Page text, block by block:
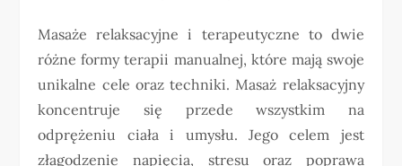
Masaże relaksacyjne i terapeutyczne to dwie
różne formy terapii manualnej, które mają swoje
unikalne cele oraz techniki. Masaż relaksacyjny
koncentruje się przede wszystkim na
odprężeniu ciała i umysłu. Jego celem jest
złagodzenie napięcia, stresu oraz poprawa